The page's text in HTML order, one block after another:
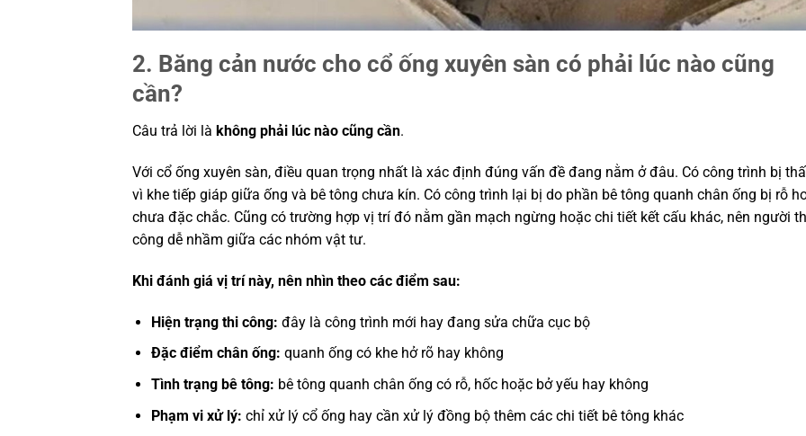
2. Băng cản nước cho cổ ống xuyên sàn có phải lúc nào cũng
cần?
Câu trả lời là không phải lúc nào cũng cần.
Với cổ ống xuyên sàn, điều quan trọng nhất là xác định đúng vấn đề đang nằm ở đâu. Có công trình bị
vì khe tiếp giáp giữa ống và bê tông chưa kín. Có công trình lại bị do phần bê tông quanh chân ống bị rỗ
chưa đặc chắc. Cũng có trường hợp vị trí đó nằm gần mạch ngừng hoặc chi tiết kết cấu khác, nên người
công dễ nhầm giữa các nhóm vật tư.
Khi đánh giá vị trí này, nên nhìn theo các điểm sau:
Hiện trạng thi công: đây là công trình mới hay đang sửa chữa cục bộ
Đặc điểm chân ống: quanh ống có khe hở rõ hay không
Tình trạng bê tông: bê tông quanh chân ống có rỗ, hốc hoặc bở yếu hay không
Phạm vi xử lý: chỉ xử lý cổ ống hay cần xử lý đồng bộ thêm các chi tiết bê tông khác